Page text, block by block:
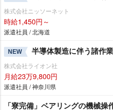
株式会社ニッソーネット
時給1,450円～
派遣社員 / 北海道
NEW 半導体製造に伴う諸作
株式会社ライオン社
月給23万9,800円
派遣社員 / 神奈川県
「寮完備」ベアリングの機械